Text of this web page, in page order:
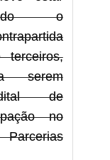
o
serem
de
no